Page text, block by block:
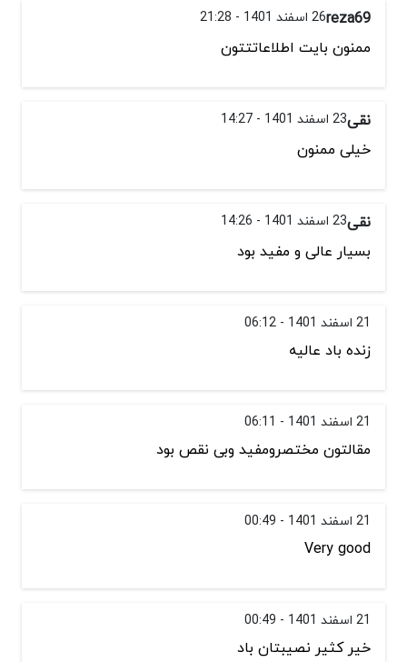
reza6926 اسفند 1401 - 21:28
ممنون بایت اطلاعاتتتون
نقی23 اسفند 1401 - 14:27
خیلی ممنون
نقی23 اسفند 1401 - 14:26
بسیار عالی و مفید بود
21 اسفند 1401 - 06:12
زنده باد عالیه
21 اسفند 1401 - 06:11
مقالتون مختصرومفید وبی نقص بود
21 اسفند 1401 - 00:49
Very good
21 اسفند 1401 - 00:49
خیر کثیر نصیبتان باد